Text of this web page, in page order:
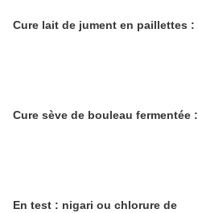
Cure lait de jument en paillettes :
Cure sève de bouleau fermentée :
En test : nigari ou chlorure de